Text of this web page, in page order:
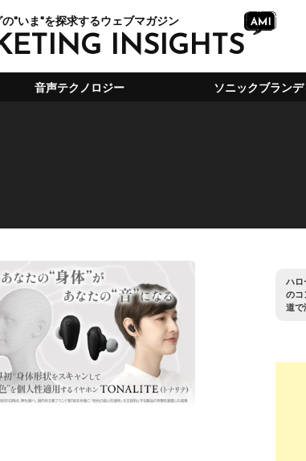
"いま"を探求するウェブマガジン
INSIGHTS
音声テクノロジー ソニックブラン
ハロ
のコ
道で